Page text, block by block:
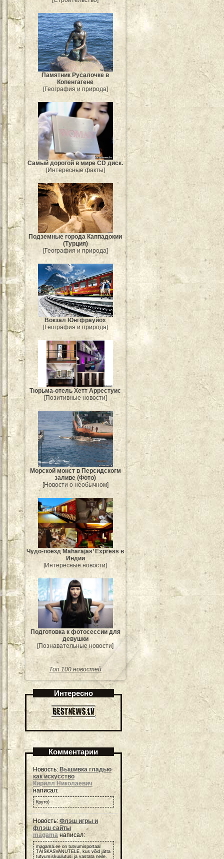
Памятник Русалочке в
Копенгагене
[География и природа]
Самый дорогой в мире CD диск.
[Интересные факты]
Подземные города Каппадокии
(Турция)
[География и природа]
Вокзал Юнгфрауйох
[География и природа]
Тюрьма-отель Хетт Аррестуис
[Позитивные новости]
Морской монст в Персидскогм
заливе (Фото)
[Новости о необычном]
Чудо-поезд Maharajas’ Express в
Индии
[Интересные новости]
Подготовка к фотосессии для
девушки
[Познавательные новости]
Топ 100 новостей
Интересно
Комментарии
Новость: Вышивка гладью
как искусство
Кирилл Николаевич
написал:
Круто)
Новость:Флэш игры и
флэш сайты
magamaнаписал:
magama.ee on tutvumisportaal
TÄISKASVANUTELE, kus võid jätta
tutvumiskuulutusi ja vastata neile.